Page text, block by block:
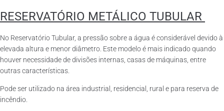
RESERVATÓRIO METÁLICO TUBULAR
No Reservatório Tubular, a pressão sobre a água é considerável devido à
elevada altura e menor diâmetro. Este modelo é mais indicado quando
houver necessidade de divisões internas, casas de máquinas, entre
outras características.
Pode ser utilizado na área industrial, residencial, rural e para reserva de
incêndio.